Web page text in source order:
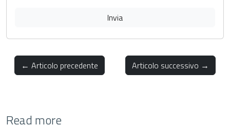
Invia
← Articolo precedente Articolo successivo →
Read more